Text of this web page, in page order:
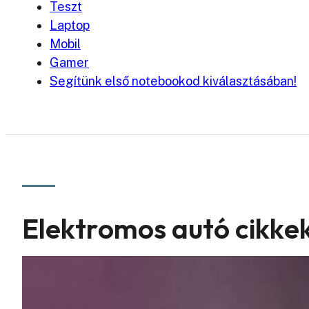
Teszt
Laptop
Mobil
Gamer
Segítünk első notebookod kiválasztásában!
Elektromos autó